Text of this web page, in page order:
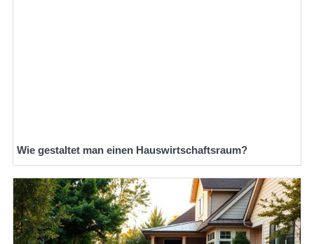
Wie gestaltet man einen Hauswirtschaftsraum?